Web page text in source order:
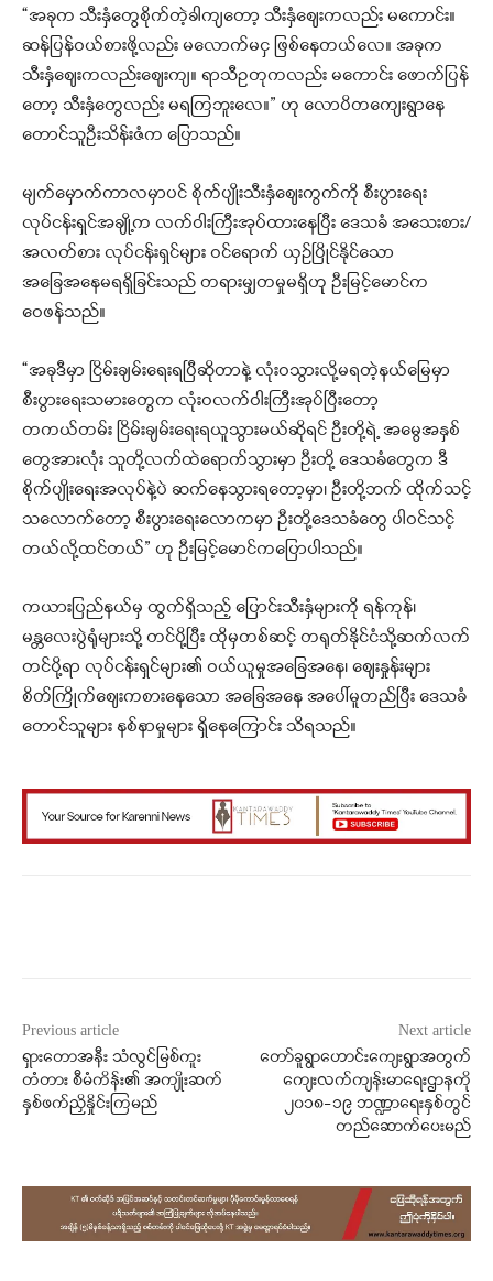
“အခုက သီးနှံတွေစိုက်တဲ့ခါကျတော့ သီးနှံဈေးကလည်း မကောင်း။
ဆန်ပြန်ဝယ်စားဖို့လည်း မလောက်မငှ ဖြစ်နေတယ်လေ။ အခုက
သီးနှံဈေးကလည်းဈေးကျ။ ရာသီဥတုကလည်း မကောင်း ဖောက်ပြန်
တော့ သီးနှံတွေလည်း မရကြဘူးလေ။” ဟု လောပိတကျေးရွာနေ
တောင်သူဦးသိန်းဇံက ပြောသည်။
မျက်မှောက်ကာလမှာပင် စိုက်ပျိုးသီးနှံဈေးကွက်ကို စီးပွားရေး
လုပ်ငန်းရှင်အချို့က လက်ဝါးကြီးအုပ်ထားနေပြီး ဒေသခံ အသေးစား/
အလတ်စား လုပ်ငန်းရှင်များ ဝင်ရောက် ယှဉ်ပြိုင်နိုင်သော
အခြေအနေမရရှိခြင်းသည် တရားမျှတမှုမရှိဟုု ဦးမြင့်မောင်က
ဝေဖန်သည်။
“အခုဒီမှာ ငြိမ်းချမ်းရေးရပြီဆိုတာနဲ့ လုံးဝသွားလို့မရတဲ့နယ်မြေမှာ
စီးပွားရေးသမားတွေက လုံးဝလက်ဝါးကြီးအုပ်ပြီးတော့
တကယ်တမ်း ငြိမ်းချမ်းရေးရယူသွားမယ်ဆိုရင် ဦးတို့ရဲ့ အမွေအနှစ်
တွေအားလုံး သူတို့လက်ထဲရောက်သွားမှာ ဦးတို့ ဒေသခံတွေက ဒီ
စိုက်ပျိုးရေးအလုပ်နဲ့ပဲ ဆက်နေသွားရတော့မှာ၊ ဦးတို့ဘက် ထိုက်သင့်
သလောက်တော့ စီးပွားရေးလောကမှာ ဦးတို့ဒေသခံတွေ ပါဝင်သင့်
တယ်လို့ထင်တယ်” ဟု ဦးမြင့်မောင်ကပြောပါသည်။
ကယားပြည်နယ်မှ ထွက်ရှိသည့် ပြောင်းသီးနှံများကို ရန်ကုန်၊
မန္တလေးပွဲရုံများသို့ တင်ပို့ပြီး ထိုမှတစ်ဆင့် တရုတ်နိုင်ငံသို့ဆက်လက်
တင်ပို့ရာ လုပ်ငန်းရှင်များ၏ ဝယ်ယူမှုအခြေအနေ၊ ဈေးနှုန်းများ
စိတ်ကြိုက်ဈေးကစားနေသော အခြေအနေ အပေါ်မူတည်ပြီး ဒေသခံ
တောင်သူများ နစ်နာမှုများ ရှိနေကြောင်း သိရသည်။
Previous article
ရှားတောအနီး သံလွင်မြစ်ကူး
တံတား စီမံကိန်း၏ အကျိုးဆက်
နှစ်ဖက်ညှိနှိုင်းကြမည်
Next article
တော်ခူရွာဟောင်းကျေးရွာအတွက်
ကျေးလက်ကျန်းမာရေးဌာနကို
၂၀၁၈-၁၉ ဘဏ္ဍာရေးနှစ်တွင်
တည်ဆောက်ပေးမည်